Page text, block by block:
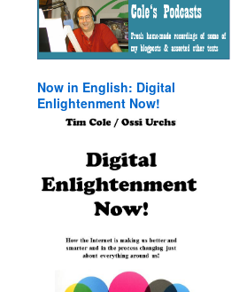
Now in English: Digital
Enlightenment Now!